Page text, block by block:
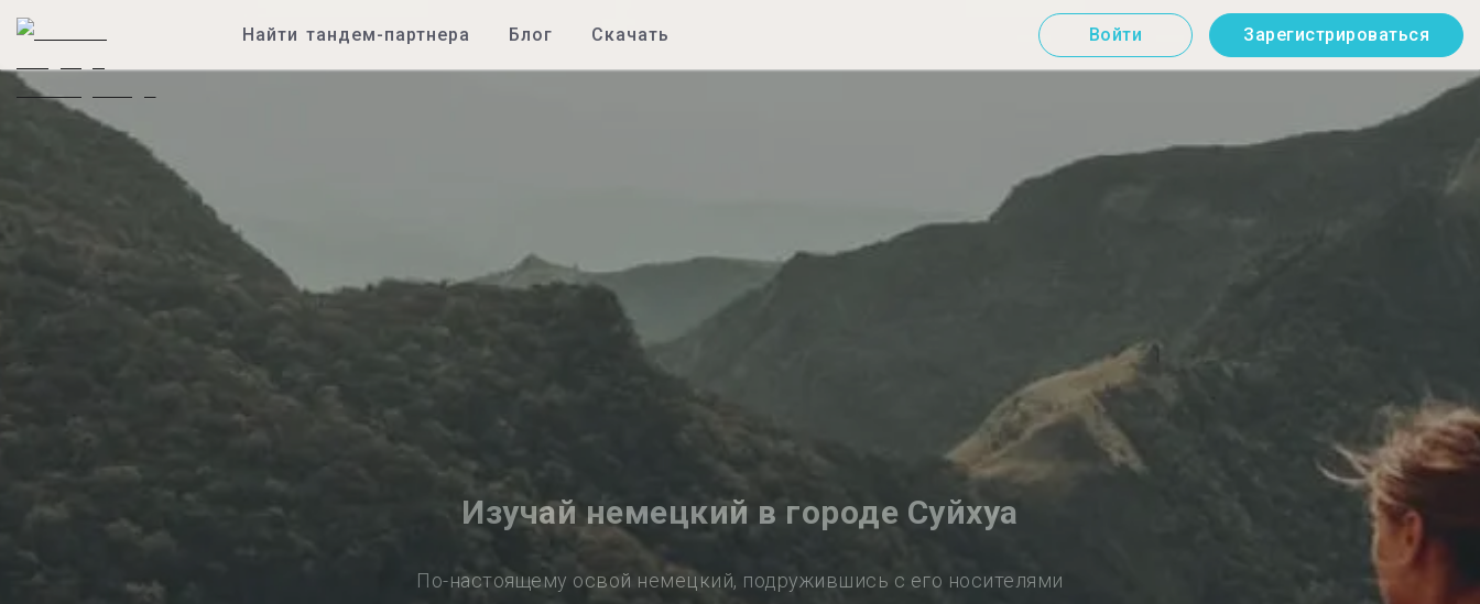
Найти тандем-партнера Блог Скачать Войти Зарегистрироваться
Изучай немецкий в городе Суйхуа
По-настоящему освой немецкий, подружившись с его носителями